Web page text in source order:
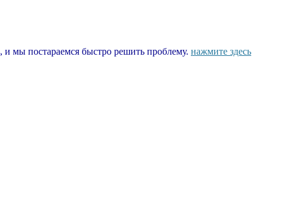
и мы постараемся быстро решить проблему. нажмите здесь